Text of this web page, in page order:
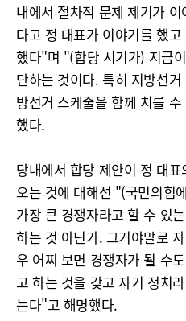
내에서 절차적 문제 제기가
다고 정 대표가 이야기를 했
했다"며 "(합당 시기가) 지금
단하는 것이다. 특히 지방선
방선거 스케줄을 함께 치를
했다.
당내에서 합당 제안이 정 대
오는 것에 대해선 "(국민의힘
가장 큰 경쟁자라고 할 수 있
하는 것 아닌가. 그거야말로
우 어찌 보면 경쟁자가 될 수
고 하는 것을 갖고 자기 정치
는다"고 해명했다.